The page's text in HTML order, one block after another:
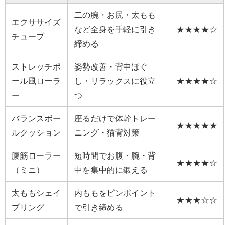
エクササイズ
チューブ
二の腕・お尻・太もも
など全身を手軽に引き
締める
★★★★☆
ストレッチポ
ール風ローラ
ー
姿勢改善・背中ほぐ
し・リラックスに役立
つ
★★★★☆
バランスボー
ルクッション
座るだけで体幹トレー
ニング・猫背対策
★★★★★
腹筋ローラー
（ミニ）
短時間でお腹・腕・背
中を集中的に鍛える
★★★★☆
太ももシェイ
プリング
内ももをピンポイント
で引き締める
★★★☆☆